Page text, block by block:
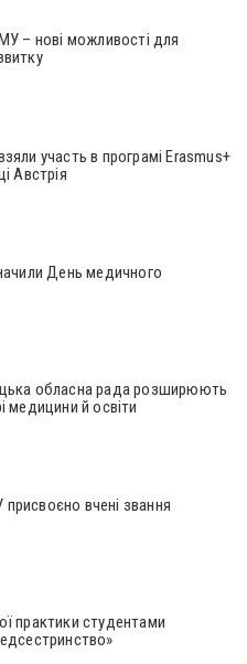
– нові можливості для
участь в програмі Erasmus+
Австрія
День медичного
обласна рада розширюють
медицини й освіти
вчені звання
практики студентами